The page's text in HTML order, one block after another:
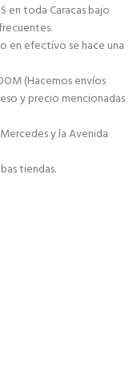
en toda Caracas bajo
en efectivo se hace una
(Hacemos envíos
y precio mencionadas
y la Avenida
tiendas.